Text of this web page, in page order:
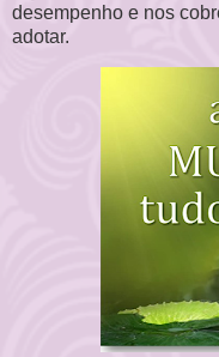
desempenho e nos
adotar.